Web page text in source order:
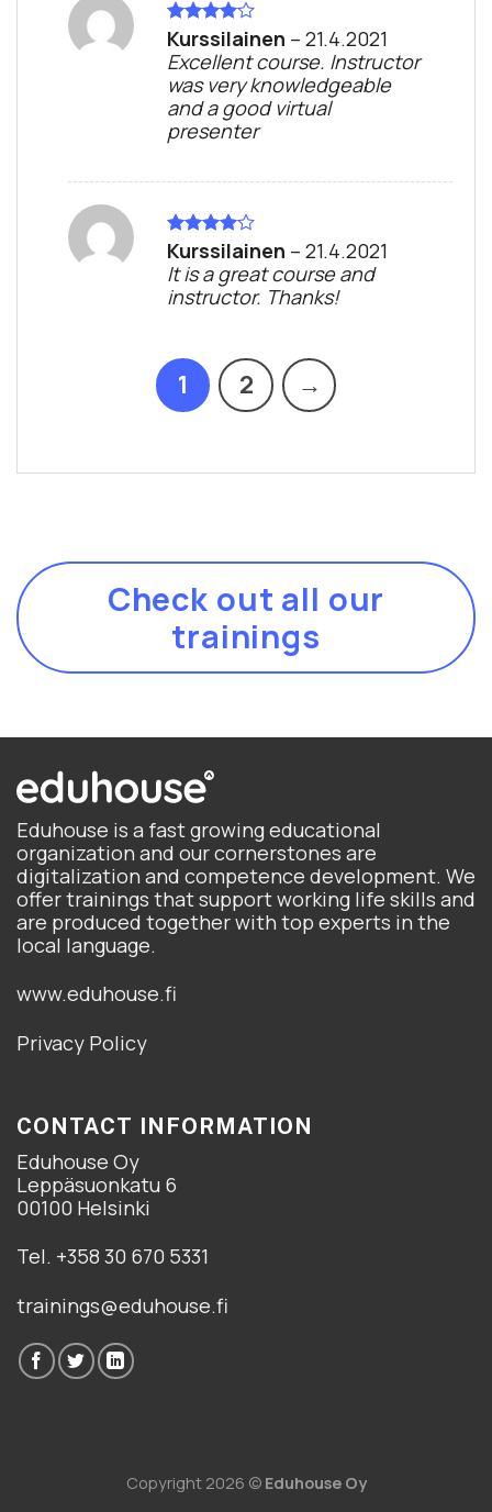
Rated4
out of 5
Kurssilainen – 21.4.2021
Excellent course. Instructor
was very knowledgeable
and a good virtual
presenter
Rated4
out of 5
Kurssilainen – 21.4.2021
It is a great course and
instructor. Thanks!
1 2 →
Check out all our
trainings
Eduhouse is a fast growing educational
organization and our cornerstones are
digitalization and competence development. We
offer trainings that support working life skills and
are produced together with top experts in the
local language.
www.eduhouse.fi
Privacy Policy
CONTACT INFORMATION
Eduhouse Oy
Leppäsuonkatu 6
00100 Helsinki
Tel. +358 30 670 5331
trainings@eduhouse.fi
Copyright 2026 © Eduhouse Oy